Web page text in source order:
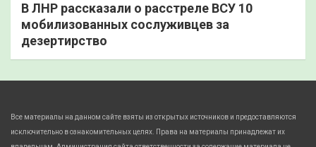
В ЛНР рассказали о расстреле ВСУ 10
мобилизованных сослуживцев за
дезертирство
Все материалы на данном сайте взяты из открытых источников и предоставляются
исключительно в ознакомительных целях. Права на материалы принадлежат их